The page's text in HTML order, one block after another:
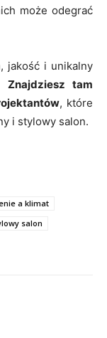
może odegrać
jakość i unikalny
Znajdziesz tam
, które
i stylowy salon.
a klimat
salon